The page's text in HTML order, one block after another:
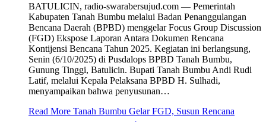
BATULICIN, radio-swarabersujud.com — Pemerintah
Kabupaten Tanah Bumbu melalui Badan Penanggulangan
Bencana Daerah (BPBD) menggelar Focus Group Discussion
(FGD) Ekspose Laporan Antara Dokumen Rencana
Kontijensi Bencana Tahun 2025. Kegiatan ini berlangsung,
Senin (6/10/2025) di Pusdalops BPBD Tanah Bumbu,
Gunung Tinggi, Batulicin. Bupati Tanah Bumbu Andi Rudi
Latif, melalui Kepala Pelaksana BPBD H. Sulhadi,
menyampaikan bahwa penyusunan…
Read More Tanah Bumbu Gelar FGD, Susun Rencana